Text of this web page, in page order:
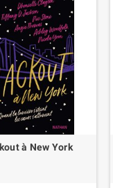
à New York